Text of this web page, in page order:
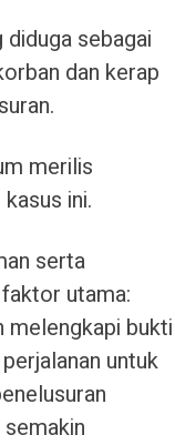
sebagai
dan kerap
merilis
ini.
serta
utama:
melengkapi bukti
untuk